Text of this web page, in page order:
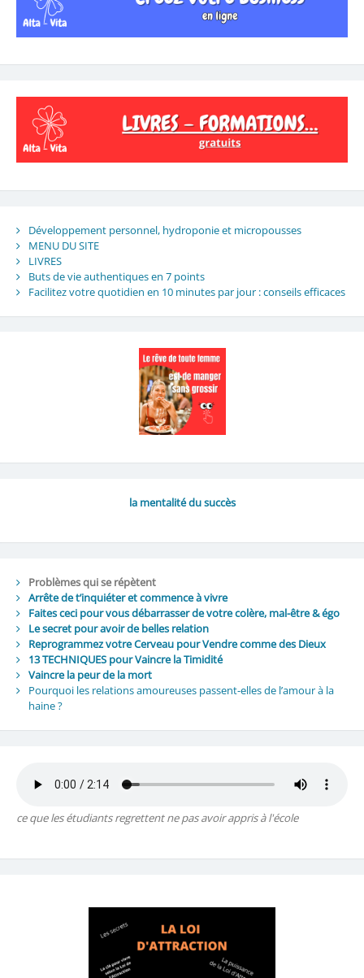
Développement personnel, hydroponie et micropousses
MENU DU SITE
LIVRES
Buts de vie authentiques en 7 points
Facilitez votre quotidien en 10 minutes par jour : conseils efficaces
la mentalité du succès
Problèmes qui se répètent
Arrête de t’inquiéter et commence à vivre
Faites ceci pour vous débarrasser de votre colère, mal-être & égo
Le secret pour avoir de belles relation
Reprogrammez votre Cerveau pour Vendre comme des Dieux
13 TECHNIQUES pour Vaincre la Timidité
Vaincre la peur de la mort
Pourquoi les relations amoureuses passent-elles de l’amour à la
haine ?
ce que les étudiants regrettent ne pas avoir appris à l'école